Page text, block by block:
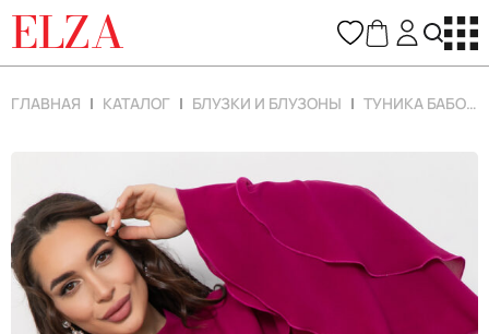
ELZA
ГЛАВНАЯ КАТАЛОГ БЛУЗКИ И БЛУЗОНЫ ТУНИКА БАБОЧКА (МАЛИНОВЫЙ)